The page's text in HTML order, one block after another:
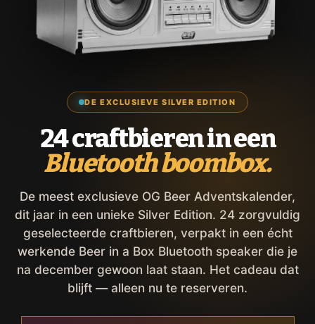
DE EXCLUSIEVE SILVER EDITION
24 craftbieren in een
Bluetooth boombox.
De meest exclusieve OG Beer Adventskalender,
dit jaar in een unieke Silver Edition. 24 zorgvuldig
geselecteerde craftbieren, verpakt in een écht
werkende Beer in a Box Bluetooth speaker die je
na december gewoon laat staan. Het cadeau dat
blijft — alleen nu te reserveren.